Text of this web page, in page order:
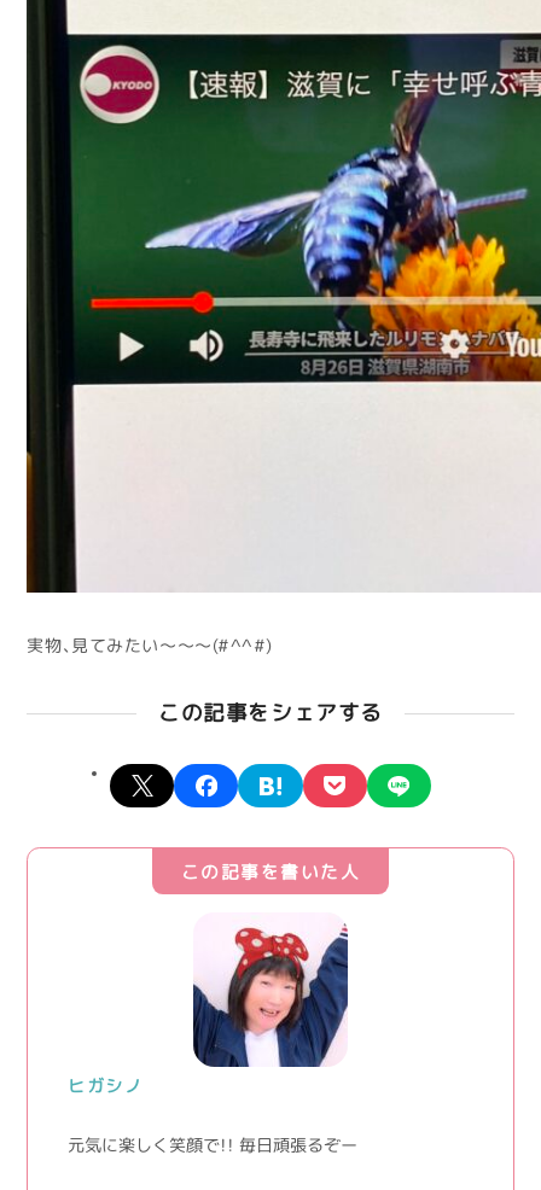
実物、見てみたい～～～(#^^#)
この記事をシェアする
X facebookhatena pocket
この記事を書いた人
ヒガシノ
元気に楽しく笑顔で！！ 毎日頑張るぞー